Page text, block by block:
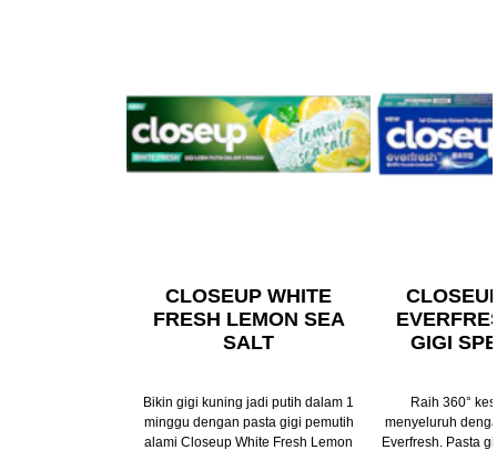
CLOSEUP WHITE
FRESH LEMON SEA
SALT
Bikin gigi kuning jadi putih dalam 1
minggu dengan pasta gigi pemutih
alami Closeup White Fresh Lemon
GIGI
Raih 360°
menyeluruh
Everfresh. Pasta